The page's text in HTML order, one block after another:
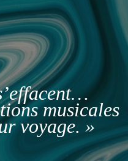
musicales
voyage. »